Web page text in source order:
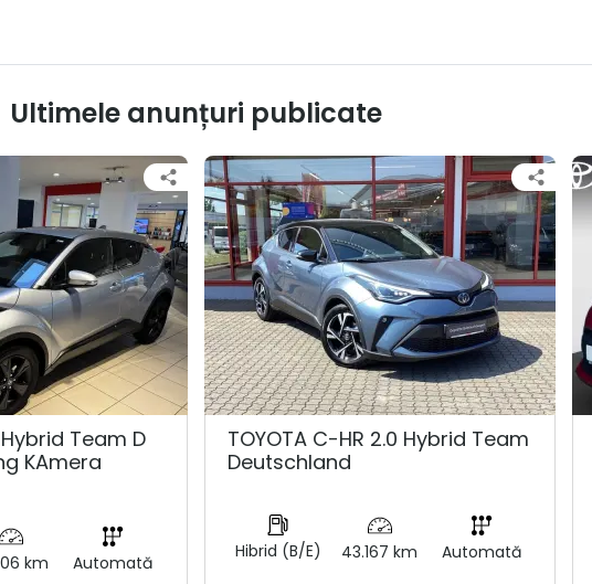
Ultimele anunțuri publicate
Team D
KAmera
km Automată
TOYOTA C-HR 2.0 Hybrid Team
Deutschland
Hibrid (B/E) 43.167 km Automată